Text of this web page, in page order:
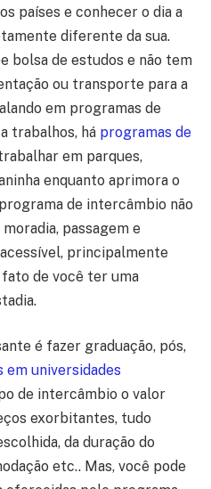
países e conhecer o dia a
diferente da sua.
bolsa de estudos e não tem
ou transporte para a
em programas de
trabalhos, há programas de
em parques,
enquanto aprimora o
de intercâmbio não
passagem e
principalmente
de você ter uma
é fazer graduação, pós,
em universidades
de intercâmbio o valor
exorbitantes, tudo
da duração do
etc.. Mas, você pode